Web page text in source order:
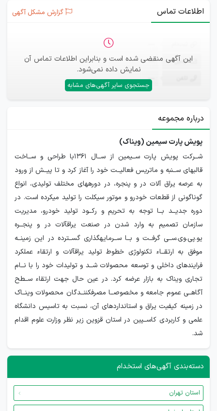
اطلاعات تماس گزارش مشکل آگهی
این آگهی منقضی شده است و بنابراین اطلاعات تماس آن
نمایش داده نمی‌شود.
جستجوی سایر آگهی‌های مشابه
ایمیل —
—
درباره مجموعه
پویش پارت سیمین (ویناک)
شــرکت پویش پارت ســیمین از ســال 1361با طراحی و ســاخت
قالبهای ســنبه و ماتریس فعالیــت خود را آغاز کرد و تا پیــش از ورود
به عرصه یراق آلات در و پنجره، در دورههای مختلف تولیدی، انواع
گوناگونی از قطعات خودرو و موتور سیکلت را تولید میکرده است. در
دوره جدیــد بــا توجه به تحریم و رکــود تولید خودرو، مدیریت
سازمان تصمیم به وارد شدن در صنعت یراقآلات در و پنجــره
یو.پی.وی.ســی گرفــت و بــا ســرمایهگذاری گســترده در این زمینــه
موفق به ارتقــاء تکنولوژی خطوط تولید یراقآلات و ارتقاء عملکرد
فرایندهای داخلی و توسعه محصولات شــد و تولیدات خود را با نــام
تجاری ویناک به بازار عرضه کرد. در عین حال جهت ارتقاء ســطح
آگاهــی عموم جامعه و مخصوصــا مصرفکننــدگان محصولات وینــاک
در زمینه کیفیت یراق و استانداردهای آن، نسبت به تاسیس دانشگاه
علمی و کاربردی کاســپین در استان قزوین زیر نظر وزارت علوم اقدام
شد.
دسته‌بندی آگهی‌های استخدام
استان تهران